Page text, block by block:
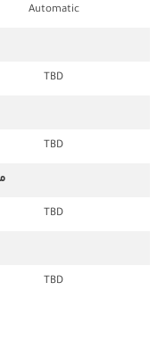
Automatic
TBD
TBD
TBD
TBD